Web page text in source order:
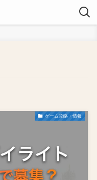
ゲーム攻略・情報